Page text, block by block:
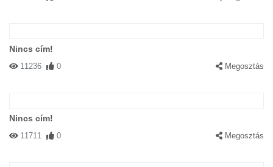
Nincs cím!
11236 0 Megosztás
Nincs cím!
11711 0 Megosztás